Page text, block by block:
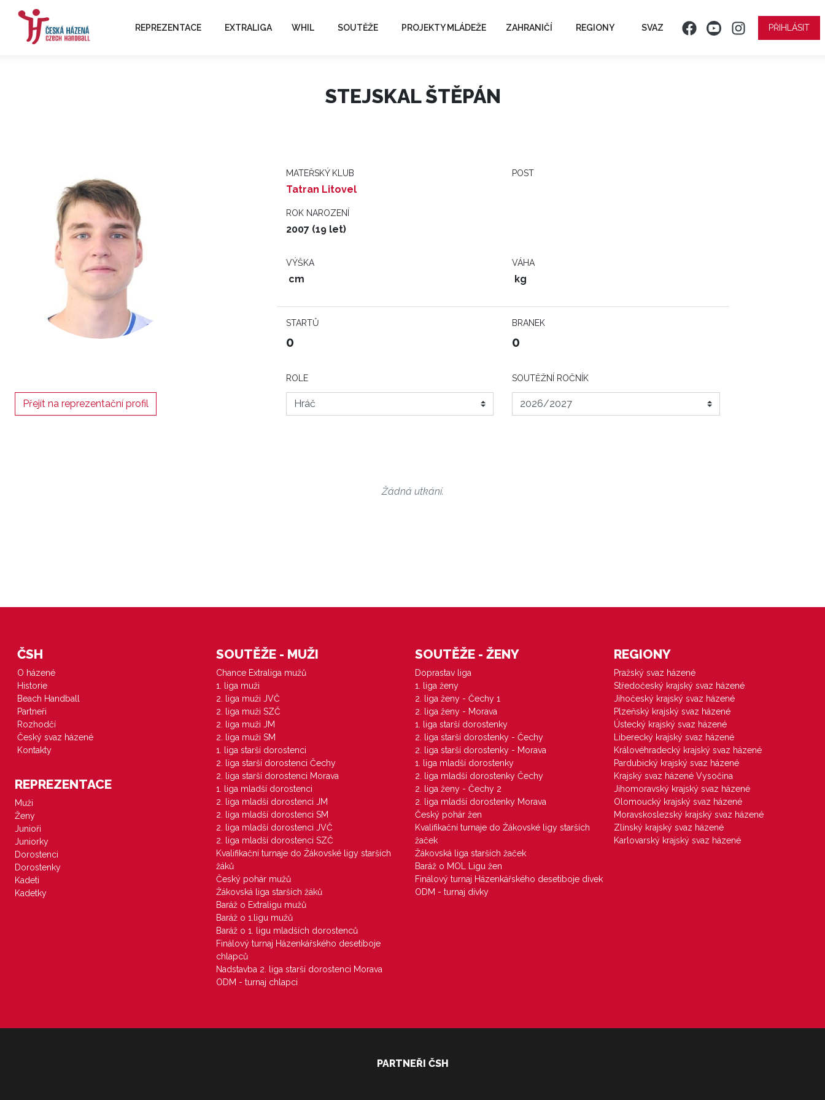
REPREZENTACE EXTRALIGA WHIL SOUTĚŽE PROJEKTY MLÁDEŽE ZAHRANIČÍ REGIONY SVAZ PŘIHLÁSIT
STEJSKAL ŠTĚPÁN
MATEŘSKÝ KLUB
Tatran Litovel
POST
ROK NAROZENÍ
2007 (19 let)
VÝŠKA
cm
VÁHA
kg
STARTŮ
0
BRANEK
0
Přejít na reprezentační profil
ROLE SOUTĚŽNÍ ROČNÍK
Žádná utkání.
ČSH
O házené
Historie
Beach Handball
Partneři
Rozhodčí
Český svaz házené
Kontakty
REPREZENTACE
Muži
Ženy
Junioři
Juniorky
Dorostenci
Dorostenky
Kadeti
Kadetky
SOUTĚŽE - MUŽI
Chance Extraliga mužů
1. liga muži
2. liga muži JVČ
2. liga muži SZČ
2. liga muži JM
2. liga muži SM
1. liga starší dorostenci
2. liga starší dorostenci Čechy
2. liga starší dorostenci Morava
1. liga mladší dorostenci
2. liga mladší dorostenci JM
2. liga mladší dorostenci SM
2. liga mladší dorostenci JVČ
2. liga mladší dorostenci SZČ
Kvalifikační turnaje do Žákovské ligy starších
žáků
Český pohár mužů
Žákovská liga starších žáků
Baráž o Extraligu mužů
Baráž o 1.ligu mužů
Baráž o 1. ligu mladších dorostenců
Finálový turnaj Házenkářského desetiboje
chlapců
Nadstavba 2. liga starší dorostenci Morava
ODM - turnaj chlapci
SOUTĚŽE - ŽENY
Doprastav liga
1. liga ženy
2. liga ženy - Čechy 1
2. liga ženy - Morava
1. liga starší dorostenky
2. liga starší dorostenky - Čechy
2. liga starší dorostenky - Morava
1. liga mladší dorostenky
2. liga mladší dorostenky Čechy
2. liga ženy - Čechy 2
2. liga mladší dorostenky Morava
Český pohár žen
Kvalifikační turnaje do Žákovské ligy starších
žaček
Žákovská liga starších žaček
Baráž o MOL Ligu žen
Finálový turnaj Házenkářského desetiboje dívek
ODM - turnaj dívky
REGIONY
Pražský svaz házené
Středočeský krajský svaz házené
Jihočeský krajský svaz házené
Plzeňský krajský svaz házené
Ústecký krajský svaz házené
Liberecký krajský svaz házené
Královéhradecký krajský svaz házené
Pardubický krajský svaz házené
Krajský svaz házené Vysočina
Jihomoravský krajský svaz házené
Olomoucký krajský svaz házené
Moravskoslezský krajský svaz házené
Zlínský krajský svaz házené
Karlovarský krajský svaz házené
PARTNEŘI ČSH